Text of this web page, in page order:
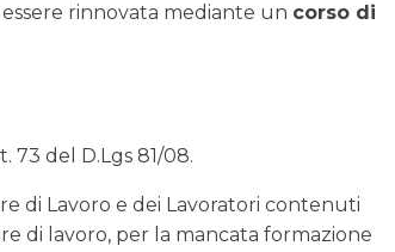
rinnovata mediante un corso di
73 del D.Lgs 81/08.
di Lavoro e dei Lavoratori contenuti
di lavoro, per la mancata formazione